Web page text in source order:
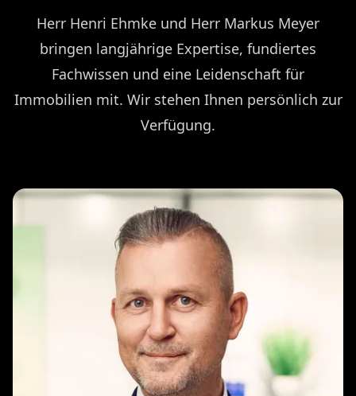
Herr Henri Ehmke und Herr Markus Meyer
bringen langjährige Expertise, fundiertes
Fachwissen und eine Leidenschaft für
Immobilien mit. Wir stehen Ihnen persönlich zur
Verfügung.